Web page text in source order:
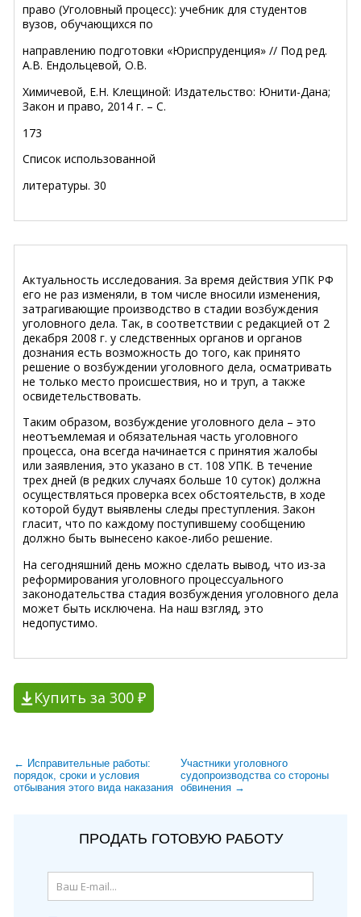
право (Уголовный процесс): учебник для студентов
вузов, обучающихся по
направлению подготовки «Юриспруденция» // Под ред.
А.В. Ендольцевой, О.В.
Химичевой, Е.Н. Клещиной: Издательство: Юнити-Дана;
Закон и право, 2014 г. – С.
173
Список использованной
литературы. 30
Актуальность исследования. За время действия УПК РФ
его не раз изменяли, в том числе вносили изменения,
затрагивающие производство в стадии возбуждения
уголовного дела. Так, в соответствии с редакцией от 2
декабря 2008 г. у следственных органов и органов
дознания есть возможность до того, как принято
решение о возбуждении уголовного дела, осматривать
не только место происшествия, но и труп, а также
освидетельствовать.
Таким образом, возбуждение уголовного дела – это
неотъемлемая и обязательная часть уголовного
процесса, она всегда начинается с принятия жалобы
или заявления, это указано в ст. 108 УПК. В течение
трех дней (в редких случаях больше 10 суток) должна
осуществляться проверка всех обстоятельств, в ходе
которой будут выявлены следы преступления. Закон
гласит, что по каждому поступившему сообщению
должно быть вынесено какое-либо решение.
На сегодняшний день можно сделать вывод, что из-за
реформирования уголовного процессуального
законодательства стадия возбуждения уголовного дела
может быть исключена. На наш взгляд, это
недопустимо.
Купить за 300 ₽
← Исправительные работы:
порядок, сроки и условия
отбывания этого вида наказания
Участники уголовного
судопроизводства со стороны
обвинения →
ПРОДАТЬ ГОТОВУЮ РАБОТУ